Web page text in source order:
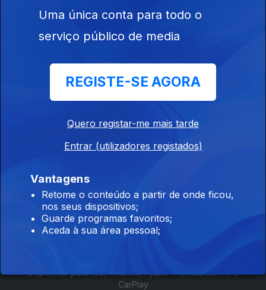
Ep. 1
Instale a aplicação
Disponível para iOS, Android, Apple TV, Android TV e
CarPlay
Uma única conta para todo o
serviço público de media
REGISTE-SE AGORA
Quero registar-me mais tarde
Entrar (utilizadores registados)
Vantagens
Retome o conteúdo a partir de onde ficou,
nos seus dispositivos;
Guarde programas favoritos;
Aceda à sua área pessoal;